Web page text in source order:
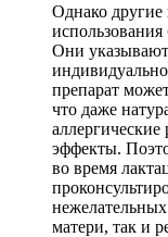
Однако другие
использования
Они
препарат
что даже
эффекты.
во время
матери, так и